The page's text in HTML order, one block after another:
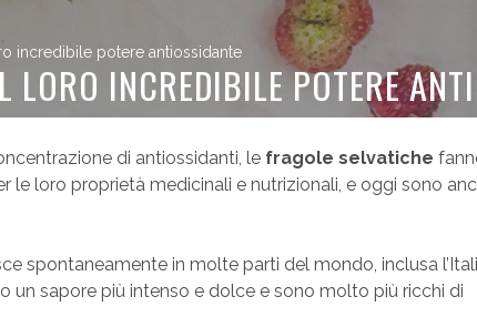
incredibile potere antiossidante
LORO INCREDIBILE POTERE
di antiossidanti, le fragole selvatiche
le loro proprietà medicinali e nutrizionali, e oggi sono
spontaneamente in molte parti del mondo, inclusa
sapore più intenso e dolce e sono molto più ricchi di